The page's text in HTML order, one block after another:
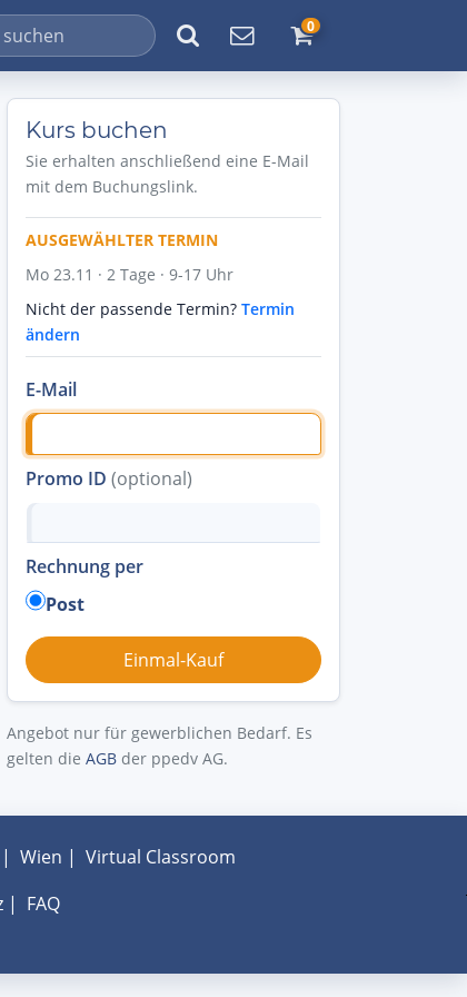
0
Kurs buchen
Sie erhalten anschließend eine E-Mail
mit dem Buchungslink.
AUSGEWÄHLTER TERMIN
Mo 23.11 · 2 Tage · 9-17 Uhr
Nicht der passende Termin? Termin
ändern
E-Mail
Promo ID (optional)
Rechnung per
Post
Angebot nur für gewerblichen Bedarf. Es
gelten die AGB der ppedv AG.
| Wien | Virtual Classroom
| FAQ